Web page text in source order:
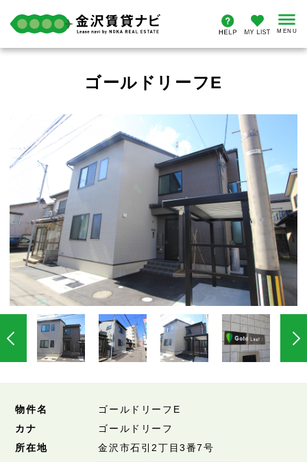
ゴールドリーフE
物件名
ゴールドリーフE
カナ
ゴールドリーフ
所在地
金沢市石引2丁目3番7号